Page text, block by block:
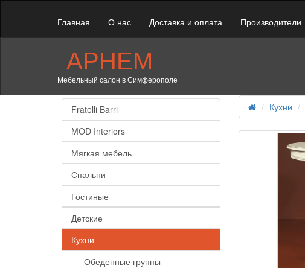
Главная О нас Доставка и оплата Производители
АРНЕМ
Мебельный салон в Симферополе
Fratelli Barri
MOD Interiors
Мягкая мебель
Спальни
Гостиные
Детские
Кухни
- Обеденные группы
Кухни